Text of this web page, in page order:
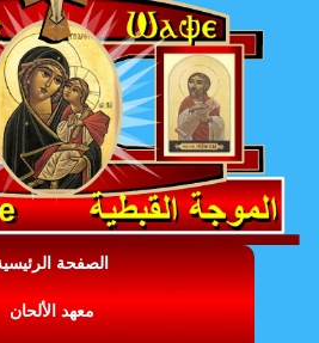
الصفحة
معهد الألحان